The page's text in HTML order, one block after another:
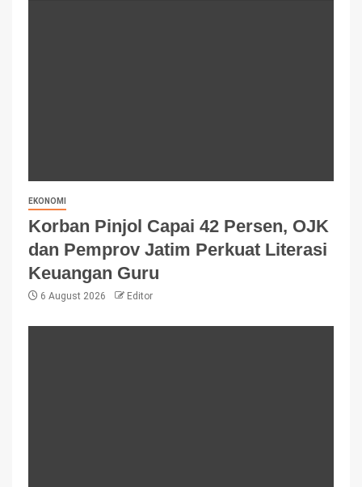
EKONOMI
Korban Pinjol Capai 42 Persen, OJK
dan Pemprov Jatim Perkuat Literasi
Keuangan Guru
6 August 2026 Editor